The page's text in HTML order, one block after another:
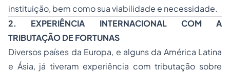
instituição, bem como sua viabilidade e necessidade.
2. EXPERIÊNCIA INTERNACIONAL COM A
TRIBUTAÇÃO DE FORTUNAS
Diversos países da Europa, e alguns da América Latina
e Ásia, já tiveram experiência com tributação sobre